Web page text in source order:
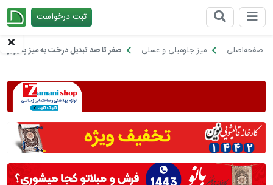
ثبت درخواست
صفحه‌اصلی میز جلومبلی و عسلی صفر تا صد تبدیل درخت به میز